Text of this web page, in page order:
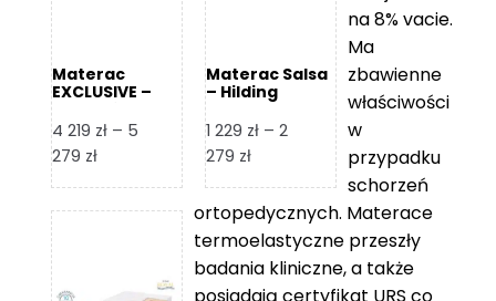
Materac
EXCLUSIVE –
4 219 zł – 5
279 złZakres
od
Materac Salsa
– Hilding
1 229 zł – 2
279 złZakres
od
1
229 zł
na 8% vacie.
Ma
zbawienne
właściwości
w
przypadku
schorzeń
ortopedycznych. Materace
termoelastyczne przeszły
badania kliniczne, a także